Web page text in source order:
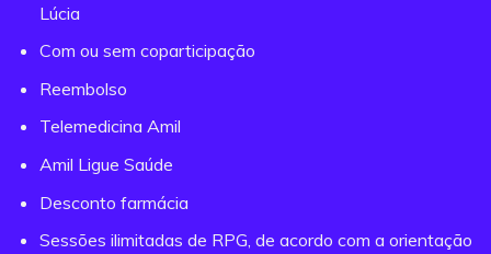
Lúcia
Com ou sem coparticipação
Reembolso
Telemedicina Amil
Amil Ligue Saúde
Desconto farmácia
Sessões ilimitadas de RPG, de acordo com a orientação